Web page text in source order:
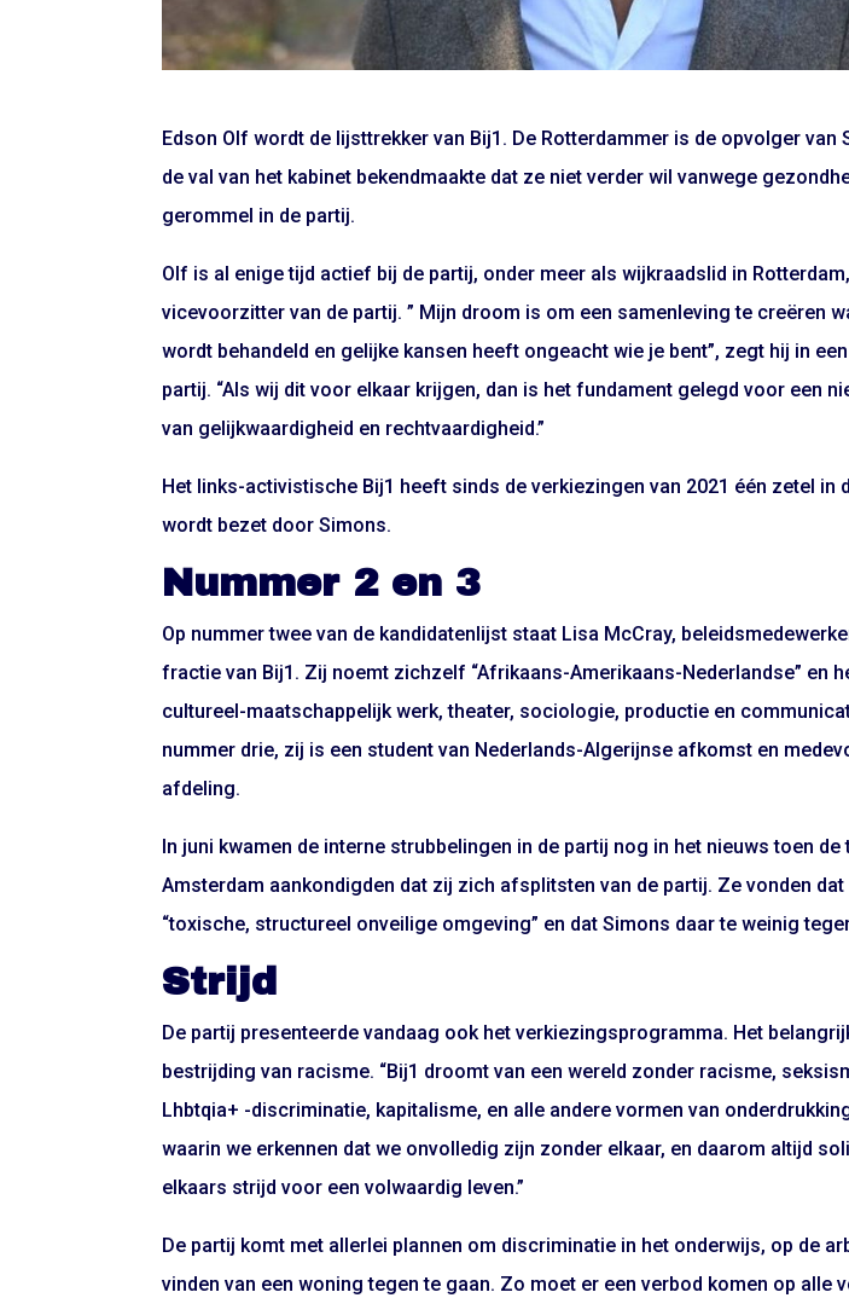
Edson Olf wordt de lijsttrekker van Bij1. De Rotterdammer is de opvolger van
de val van het kabinet bekendmaakte dat ze niet verder wil vanwege
gerommel in de partij.
Olf is al enige tijd actief bij de partij, onder meer als wijkraadslid in
vicevoorzitter van de partij. ” Mijn droom is om een samenleving te creëren
wordt behandeld en gelijke kansen heeft ongeacht wie je bent”, zegt hij in
partij. “Als wij dit voor elkaar krijgen, dan is het fundament gelegd voor een
van gelijkwaardigheid en rechtvaardigheid.”
Het links-activistische Bij1 heeft sinds de verkiezingen van 2021 één zetel in
wordt bezet door Simons.
Nummer 2 en 3
Op nummer twee van de kandidatenlijst staat Lisa McCray,
fractie van Bij1. Zij noemt zichzelf “Afrikaans-Amerikaans-Nederlandse” en
cultureel-maatschappelijk werk, theater, sociologie, productie en
nummer drie, zij is een student van Nederlands-Algerijnse afkomst en
afdeling.
In juni kwamen de interne strubbelingen in de partij nog in het nieuws toen de
Amsterdam aankondigden dat zij zich afsplitsten van de partij. Ze vonden dat
“toxische, structureel onveilige omgeving” en dat Simons daar te weinig
Strijd
De partij presenteerde vandaag ook het verkiezingsprogramma. Het
bestrijding van racisme. “Bij1 droomt van een wereld zonder racisme,
Lhbtqia+ -discriminatie, kapitalisme, en alle andere vormen van
waarin we erkennen dat we onvolledig zijn zonder elkaar, en daarom altijd
elkaars strijd voor een volwaardig leven.”
De partij komt met allerlei plannen om discriminatie in het onderwijs, op de
vinden van een woning tegen te gaan. Zo moet er een verbod komen op alle